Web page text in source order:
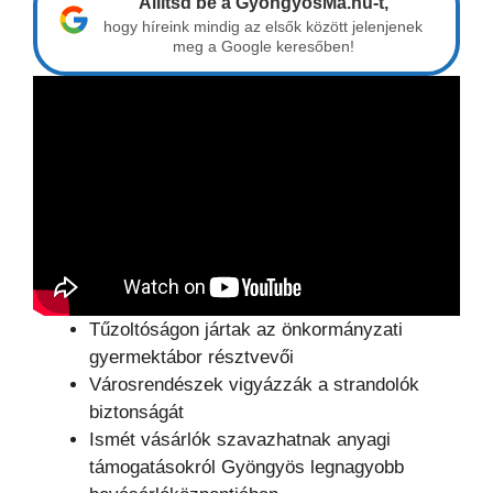
hogy híreink mindig az elsők között jelenjenek
meg a Google keresőben!
Tűzoltóságon jártak az önkormányzati
gyermektábor résztvevői
Városrendészek vigyázzák a strandolók
biztonságát
Ismét vásárlók szavazhatnak anyagi
támogatásokról Gyöngyös legnagyobb